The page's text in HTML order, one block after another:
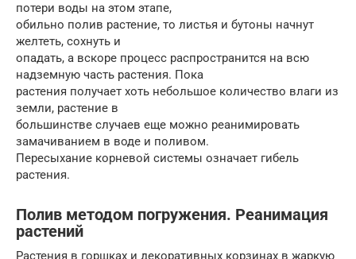
потери воды на этом этапе,
обильно полив растение, то листья и бутоны начнут
желтеть, сохнуть и
опадать, а вскоре процесс распространится на всю
надземную часть растения. Пока
растения получает хоть небольшое количество влаги из
земли, растение в
большинстве случаев еще можно реанимировать
замачиванием в воде и поливом.
Пересыхание корневой системы означает гибель
растения.
Полив методом погружения. Реанимация
растений
Растения в горшках и декоративных корзинах в жаркую